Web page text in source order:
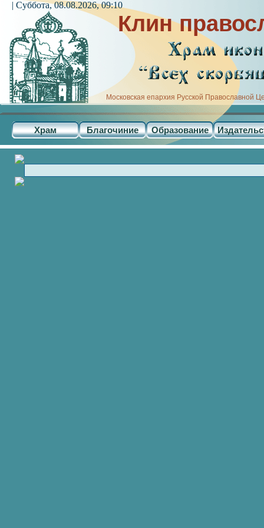
Клин
Московская епархия Русской Православной
Храм Благочиние Образование
| Суббота, 08.08.2026, 09:10